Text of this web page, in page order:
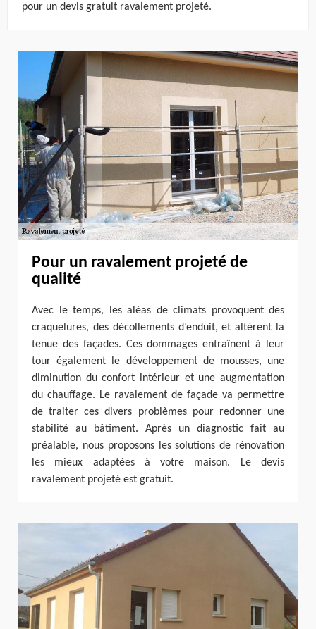
pour un devis gratuit ravalement projeté.
Pour un ravalement projeté de
qualité
Avec le temps, les aléas de climats provoquent des
craquelures, des décollements d’enduit, et altèrent la
tenue des façades. Ces dommages entraînent à leur
tour également le développement de mousses, une
diminution du confort intérieur et une augmentation
du chauffage. Le ravalement de façade va permettre
de traiter ces divers problèmes pour redonner une
stabilité au bâtiment. Après un diagnostic fait au
préalable, nous proposons les solutions de rénovation
les mieux adaptées à votre maison. Le devis
ravalement projeté est gratuit.